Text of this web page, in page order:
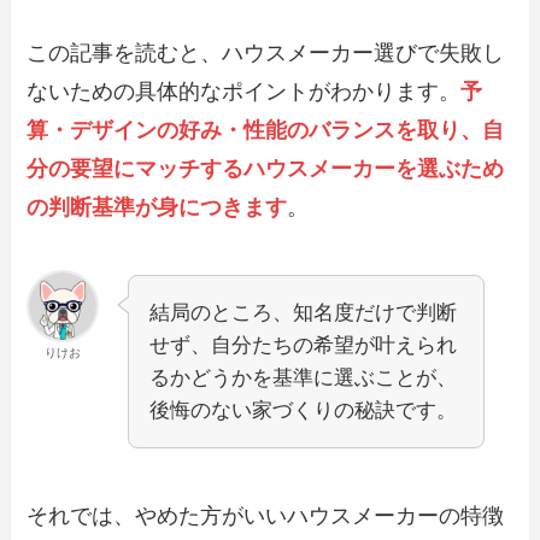
この記事を読むと、ハウスメーカー選びで失敗し
ないための具体的なポイントがわかります。予
算・デザインの好み・性能のバランスを取り、自
分の要望にマッチするハウスメーカーを選ぶため
の判断基準が身につきます。
りけお
結局のところ、知名度だけで判断
せず、自分たちの希望が叶えられ
るかどうかを基準に選ぶことが、
後悔のない家づくりの秘訣です。
それでは、やめた方がいいハウスメーカーの特徴